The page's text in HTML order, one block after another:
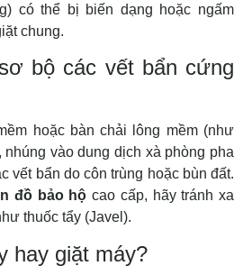
có thể bị biến dạng hoặc ngấm
chung.
bộ các vết bẩn cứng
hoặc bàn chải lông mềm (như
nhúng vào dung dịch xà phòng pha
vết bẩn do côn trùng hoặc bùn đất.
đồ bảo hộ cao cấp, hãy tránh xa
thuốc tẩy (Javel).
hay giặt máy?